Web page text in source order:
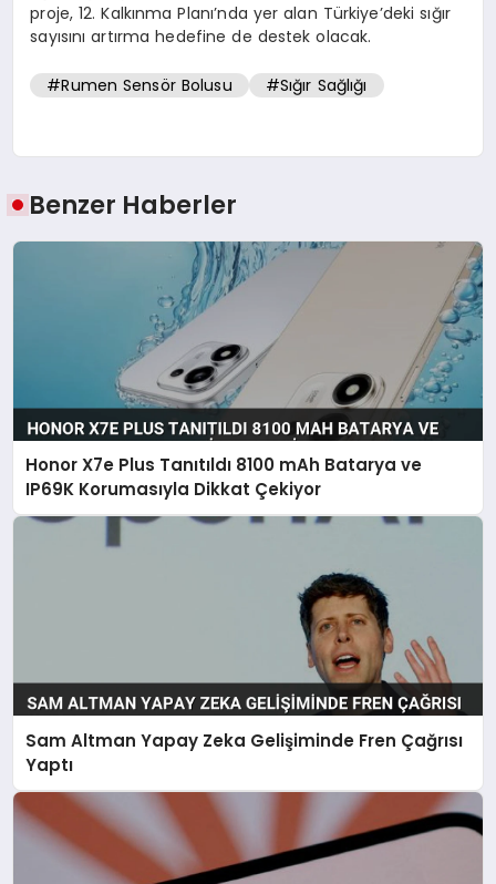
proje, 12. Kalkınma Planı’nda yer alan Türkiye’deki sığır
sayısını artırma hedefine de destek olacak.
#Rumen Sensör Bolusu #Sığır Sağlığı
Benzer Haberler
Honor X7e Plus Tanıtıldı 8100 mAh Batarya ve
IP69K Korumasıyla Dikkat Çekiyor
Sam Altman Yapay Zeka Gelişiminde Fren Çağrısı
Yaptı